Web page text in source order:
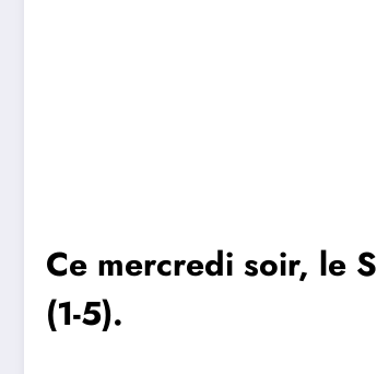
Ce mercredi soir, le
(1-5).